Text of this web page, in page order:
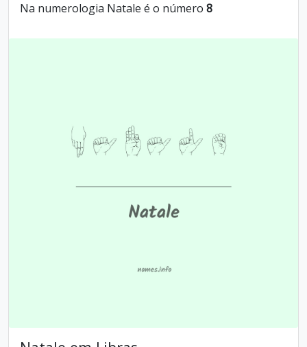
Na numerologia Natale é o número 8